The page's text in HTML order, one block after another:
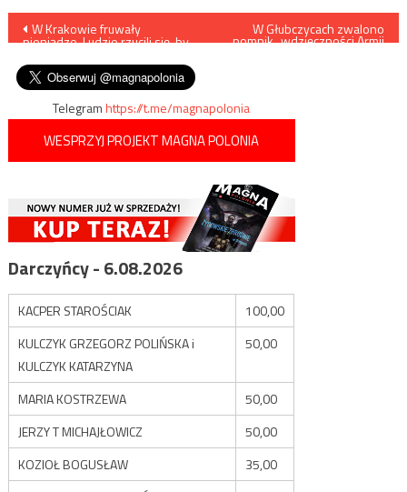
Nawigacja
wpisu
W Krakowie fruwały
pieniądze. Ludzie rzucili się, by
W Głubczycach zwalono
pomnik „wdzięczności Armii
Telegramhttps://t.me/magnapolonia
WESPRZYJ PROJEKT MAGNA POLONIA
Darczyńcy - 6.08.2026
KACPER STAROŚCIAK
100,00
KULCZYK GRZEGORZ POLIŃSKA i
KULCZYK KATARZYNA
50,00
MARIA KOSTRZEWA
50,00
JERZY T MICHAJŁOWICZ
50,00
KOZIOŁ BOGUSŁAW
35,00